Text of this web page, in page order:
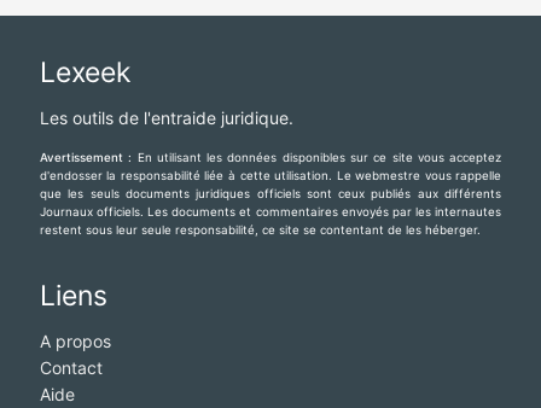
Lexeek
Les outils de l'entraide juridique.
Avertissement : En utilisant les données disponibles sur ce site vous acceptez
d'endosser la responsabilité liée à cette utilisation. Le webmestre vous rappelle
que les seuls documents juridiques officiels sont ceux publiés aux différents
Journaux officiels. Les documents et commentaires envoyés par les internautes
restent sous leur seule responsabilité, ce site se contentant de les héberger.
Liens
A propos
Contact
Aide